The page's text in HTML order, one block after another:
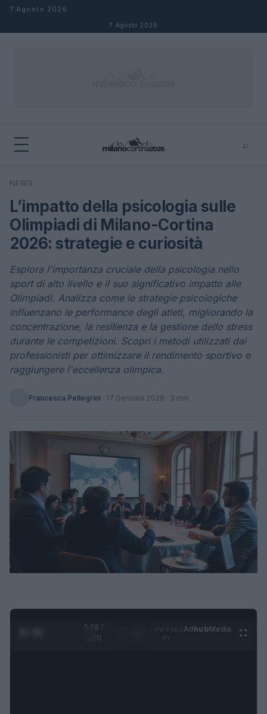
Salta al contenuto
7 Agosto 2026
7 Agosto 2026
⌕
Cerca
NEWS
L’impatto della psicologia sulle
Olimpiadi di Milano-Cortina
2026: strategie e curiosità
Esplora l'importanza cruciale della psicologia nello
sport di alto livello e il suo significativo impatto alle
Olimpiadi. Analizza come le strategie psicologiche
influenzano le performance degli atleti, migliorando la
concentrazione, la resilienza e la gestione dello stress
durante le competizioni. Scopri i metodi utilizzati dai
professionisti per ottimizzare il rendimento sportivo e
raggiungere l'eccellenza olimpica.
Francesca Pellegrini · 17 Gennaio 2026 · 3 min
0:29 /
1:20
AdhubMedia